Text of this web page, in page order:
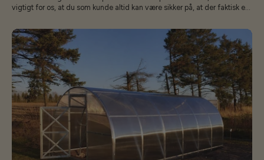
vigtigt for os, at du som kunde altid kan være sikker på, at der faktisk er
synlig – men som betyder meget for kvaliteten. Vi lyser alle poser
igennem 💡 Når poserne bliver lukket og får deres etiketter på, lægger vi
dem på en lysplade. Det gør, at vi kan se de små frø igennem papiret og
dermed tjekke: At der er frø i hver eneste pose. At der er den rette
mængde i posen. At ingen poser er blevet overset eller pakket forkert.
Hvorfor gør vi det? 🤔 Det kan måske virke som et ekstra trin, men for os
handler det om tillid og tryghed. Når du køber frø hos os, skal du vide, at
vi har gjort alt, hvad vi kan, for at kvaliteten er i orden – helt ned til den
enkelte pose. En lille detalje, der gør en stor forskel 🌿 At lyse poserne
igennem er måske en simpel metode, men det er netop de små detaljer,
der sikrer, at du får en god oplevelse, når du åbner din frøpose og går i
gang med at så. Så næste gang du modtager en af vores frøposer, kan
du være helt rolig – vi har allerede kigget ind i posen for dig 😉